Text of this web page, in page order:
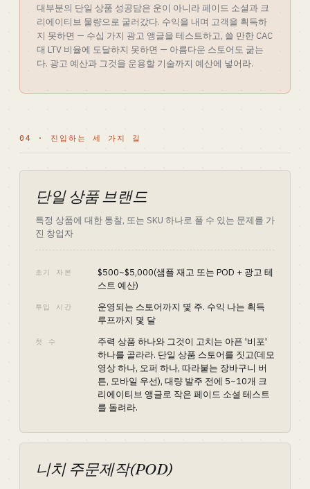
대부분의 단일 상품 성공담은 운이 아니라 페이드 소셜과 크
리에이티브 물량으로 굴러갔다. 수익을 내며 고객을 획득하
지 못하면 — 수십 가지 광고 앵글을 테스트하고, 쓸 만한 CAC
대 LTV 비율에 도달하지 못하면 — 아름다운 스토어도 굶는
다. 광고 예산과 그것을 운용할 기술까지 예산에 넣어라.
04 · 진입하는 세 가지 길
단일 상품 브랜드
특정 상품에 대한 통찰, 또는 SKU 하나로 풀 수 있는 문제를 가
진 창업자
초기 자본
$500~$5,000(샘플 재고 또는 POD + 광고 테
스트 예산)
투입 시간
운영되는 스토어까지 몇 주. 수익 나는 획득
루프까지 몇 달
첫 수
주력 상품 하나와 그것이 고치는 아픈 '비포'
하나를 골라라. 단일 상품 스토어를 짓고(데모
영상 하나, 오퍼 하나, 따라붙는 장바구니 버
튼, 모바일 우선), 대량 발주 전에 5~10개 크
리에이티브 앵글로 작은 페이드 소셜 테스트
를 돌려라.
니치 주문제작(POD)